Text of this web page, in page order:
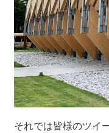
それでは皆様のツイ